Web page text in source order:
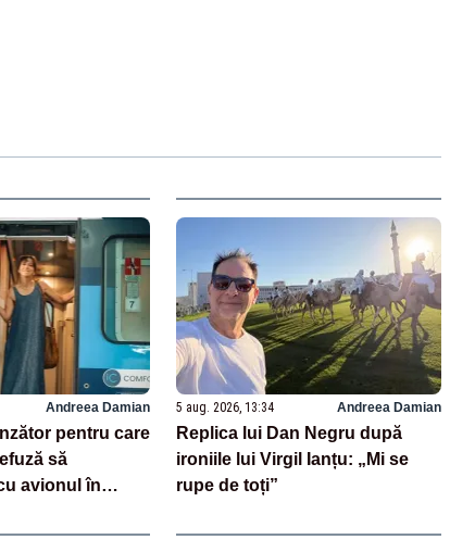
Andreea Damian
pentru care
să
avionul în
5 aug. 2026, 13:34 Andreea Damian
Replica lui Dan Negru după
ironiile lui Virgil Ianțu: „Mi se
rupe de toți”